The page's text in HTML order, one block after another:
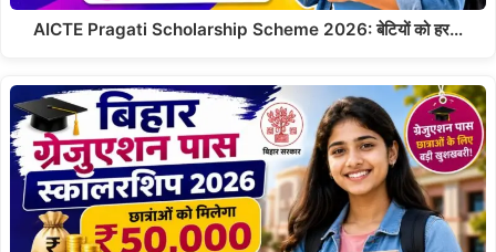
AICTE Pragati Scholarship Scheme 2026: बेटियों को हर…